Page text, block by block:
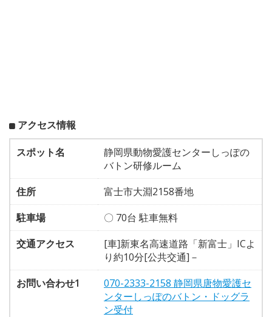
アクセス情報
スポット名
静岡県動物愛護センターしっぽの
バトン研修ルーム
住所
富士市大淵2158番地
駐車場
〇 70台 駐車無料
交通アクセス
[車]新東名高速道路「新富士」ICよ
り約10分[公共交通]－
お問い合わせ1
070-2333-2158 静岡県唐物愛護セ
ンターしっぽのバトン・ドッグラ
ン受付